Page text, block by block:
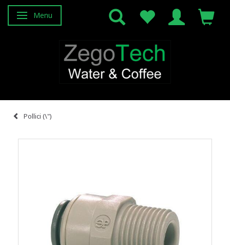
Attiva/disattiva navigazione
Menu
Pollici (\")